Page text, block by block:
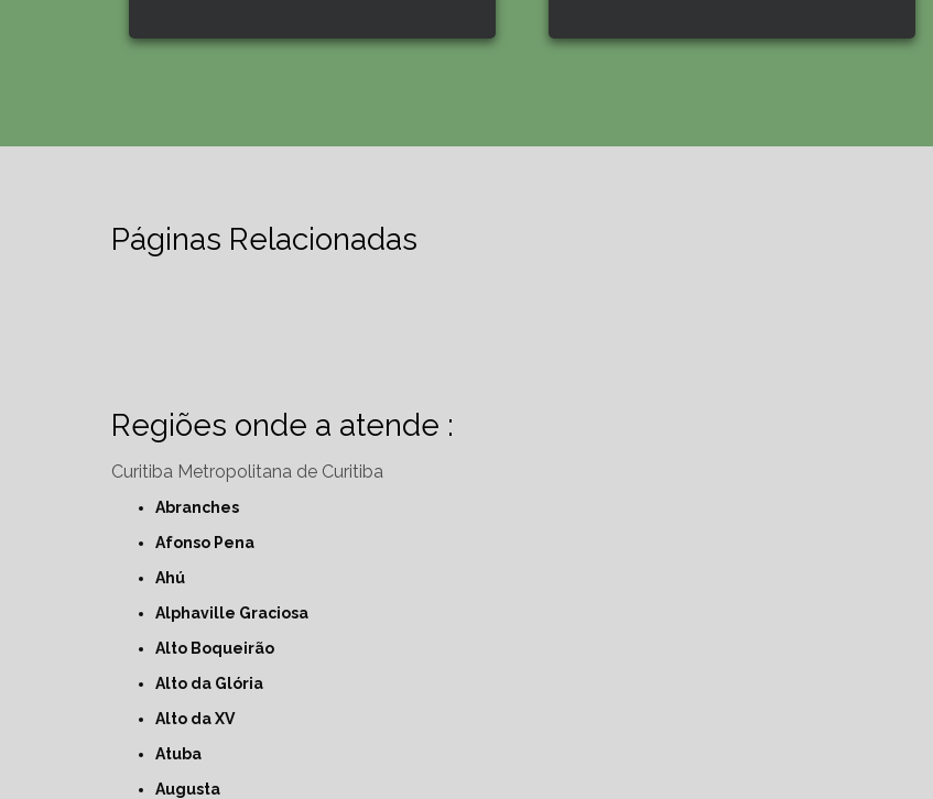
Páginas Relacionadas
Regiões onde a atende :
Curitiba Metropolitana de Curitiba
Abranches
Afonso Pena
Ahú
Alphaville Graciosa
Alto Boqueirão
Alto da Glória
Alto da XV
Atuba
Augusta